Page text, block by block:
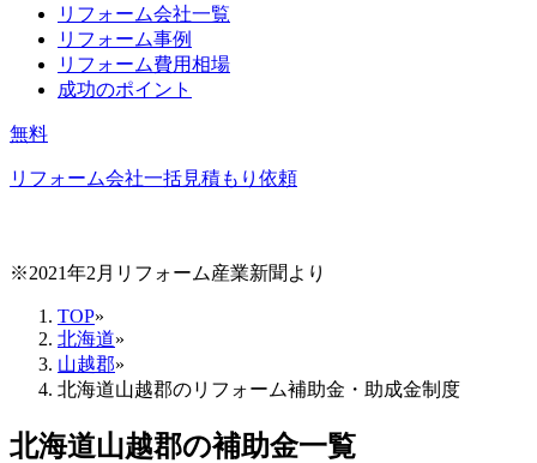
リフォーム会社一覧
リフォーム事例
リフォーム費用相場
成功のポイント
無料
リフォーム会社一括見積もり依頼
※2021年2月リフォーム産業新聞より
TOP»
北海道»
山越郡»
北海道山越郡のリフォーム補助金・助成金制度
北海道山越郡の補助金一覧